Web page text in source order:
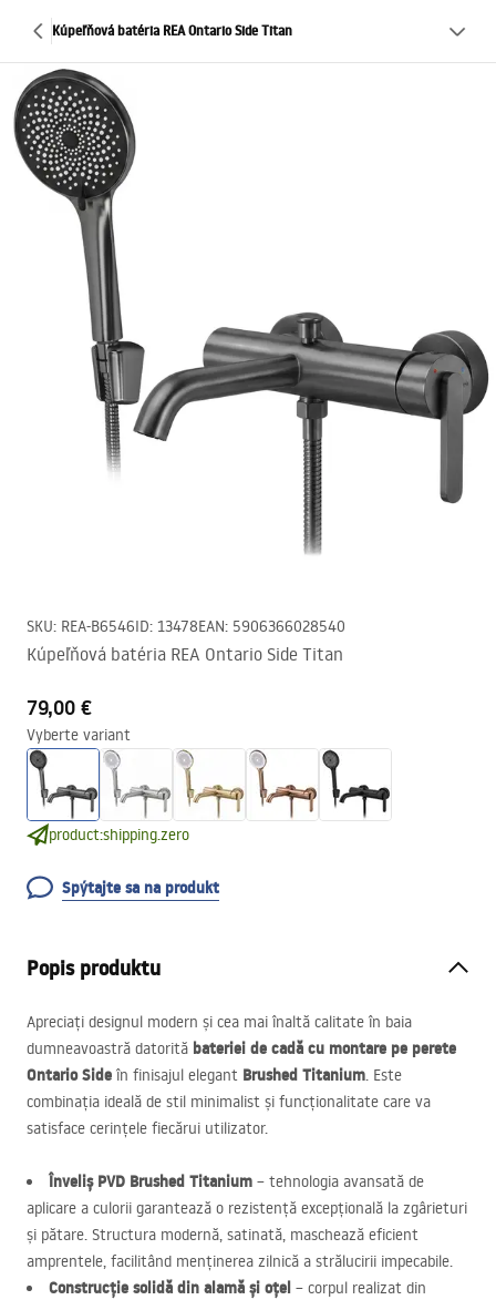
Kúpeľňová batéria REA Ontario Side Titan
SKU: REA-B6546ID: 13478EAN: 5906366028540
Kúpeľňová batéria REA Ontario Side Titan
79,00 €
Vyberte variant
product:shipping.zero
Spýtajte sa na produkt
Popis produktu
Apreciați designul modern și cea mai înaltă calitate în baia
dumneavoastră datorită bateriei de cadă cu montare pe perete
Ontario Side în finisajul elegant Brushed Titanium. Este
combinația ideală de stil minimalist și funcționalitate care va
satisface cerințele fiecărui utilizator.
Înveliș PVD Brushed Titanium – tehnologia avansată de
aplicare a culorii garantează o rezistență excepțională la zgârieturi
și pătare. Structura modernă, satinată, maschează eficient
amprentele, facilitând menținerea zilnică a strălucirii impecabile.
Construcție solidă din alamă și oțel – corpul realizat din